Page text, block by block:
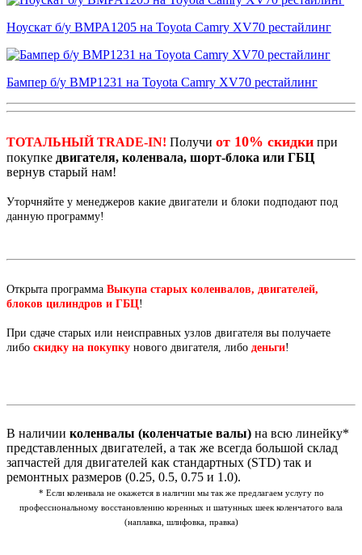
Ноускат б/у BMPA1205 на Toyota Camry XV70 рестайлинг
Бампер б/у BMP1231 на Toyota Camry XV70 рестайлинг
ТОТАЛЬНЫЙ TRADE-IN! Получи от 10% скидки при
покупке двигателя, коленвала, шорт-блока или ГБЦ
вернув старый нам!
Уторчняйте у менеджеров какие двигатели и блоки подподают под
данную программу!
Открыта программа Выкупа старых коленвалов, двигателей,
блоков цилиндров и ГБЦ!
При сдаче старых или неисправных узлов двигателя вы получаете
либо скидку на покупку нового двигателя, либо деньги!
В наличии коленвалы (коленчатые валы) на всю линейку*
представленных двигателей, а так же всегда большой склад
запчастей для двигателей как стандартных (STD) так и
ремонтных размеров (0.25, 0.5, 0.75 и 1.0).
* Если коленвала не окажется в наличии мы так же предлагаем услугу по
профессиональному восстановлению коренных и шатунных шеек коленчатого вала
(наплавка, шлифовка, правка)